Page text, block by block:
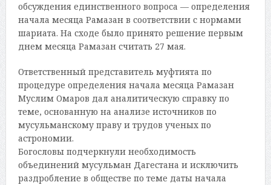
обсуждения единственного вопроса — определения
начала месяца Рамазан в соответствии с нормами
шариата. На сходе было принято решение первым
днем месяца Рамазан считать 27 мая.
Ответственный представитель муфтията по
процедуре определения начала месяца Рамазан
Муслим Омаров дал аналитическую справку по
теме, основанную на анализе источников по
мусульманскому праву и трудов ученых по
астрономии.
Богословы подчеркнули необходимость
объединений мусульман Дагестана и исключить
раздробление в обществе по теме даты начала